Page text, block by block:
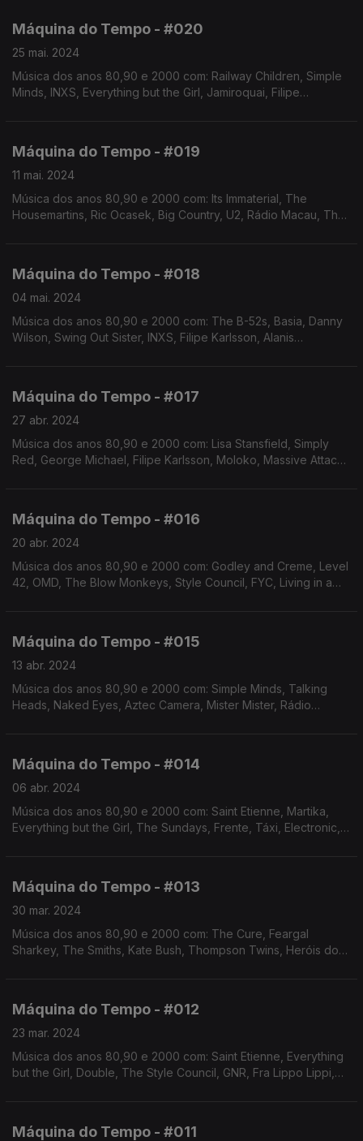
Máquina do Tempo - #020
25 mai. 2024
Música dos anos 80,90 e 2000 com: Railway Children, Simple
Minds, INXS, Everything but the Girl, Jamiroquai, Filipe
Máquina do Tempo - #019
11 mai. 2024
Música dos anos 80,90 e 2000 com: Its Immaterial, The
Housemartins, Ric Ocasek, Big Country, U2, Rádio Macau, The
Máquina do Tempo - #018
04 mai. 2024
Música dos anos 80,90 e 2000 com: The B-52s, Basia, Danny
Wilson, Swing Out Sister, INXS, Filipe Karlsson, Alanis
Máquina do Tempo - #017
27 abr. 2024
Música dos anos 80,90 e 2000 com: Lisa Stansfield, Simply
Red, George Michael, Filipe Karlsson, Moloko, Massive Attack,
Máquina do Tempo - #016
20 abr. 2024
Música dos anos 80,90 e 2000 com: Godley and Creme, Level
42, OMD, The Blow Monkeys, Style Council, FYC, Living in a
Máquina do Tempo - #015
13 abr. 2024
Música dos anos 80,90 e 2000 com: Simple Minds, Talking
Heads, Naked Eyes, Aztec Camera, Mister Mister, Rádio
Máquina do Tempo - #014
06 abr. 2024
Música dos anos 80,90 e 2000 com: Saint Etienne, Martika,
Everything but the Girl, The Sundays, Frente, Táxi, Electronic,
Máquina do Tempo - #013
30 mar. 2024
Música dos anos 80,90 e 2000 com: The Cure, Feargal
Sharkey, The Smiths, Kate Bush, Thompson Twins, Heróis do
Máquina do Tempo - #012
23 mar. 2024
Música dos anos 80,90 e 2000 com: Saint Etienne, Everything
but the Girl, Double, The Style Council, GNR, Fra Lippo Lippi,
Máquina do Tempo - #011